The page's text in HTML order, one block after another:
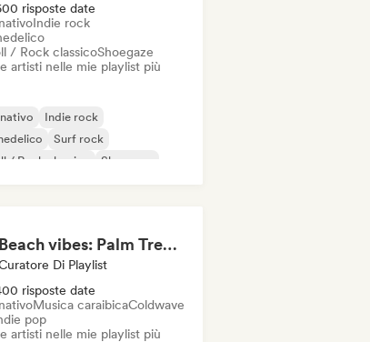
risposte date
Indie rock
/ Rock classicoShoegaze
artisti nelle mie playlist più
Indie rock
Surf rock
/ Rock classico
Shoegaze
Beach vibes: Palm Tree Breezes 🌴 Indie Folk, Acoustic & Singer-Songwriter
Di Playlist
risposte date
Musica caraibicaColdwave
pop
artisti nelle mie playlist più